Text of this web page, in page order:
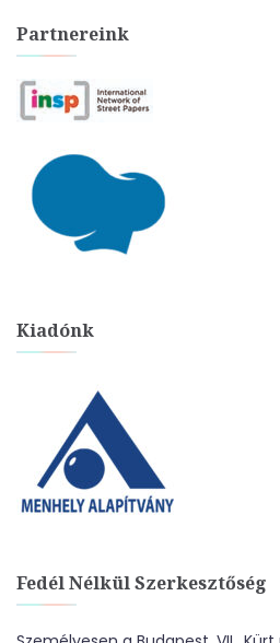
Partnereink
Kiadónk
Fedél Nélkül Szerkesztőség